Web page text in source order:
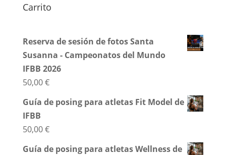
Carrito
Reserva de sesión de fotos Santa
Susanna - Campeonatos del Mundo
IFBB 2026
50,00€
Guía de posing para atletas Fit Model de
IFBB
50,00€
Guía de posing para atletas Wellness de